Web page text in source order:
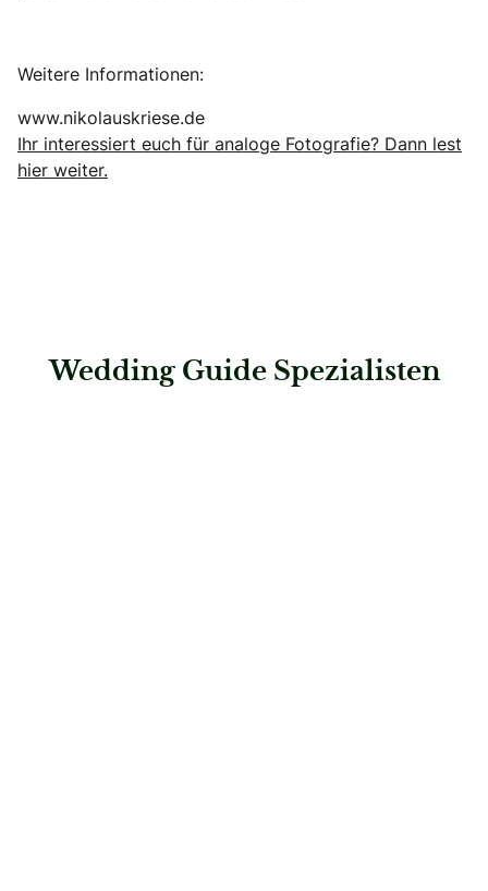
Weitere Informationen:
www.nikolauskriese.de
Ihr interessiert euch für analoge Fotografie? Dann lest
hier weiter.
Wedding Guide Spezialisten